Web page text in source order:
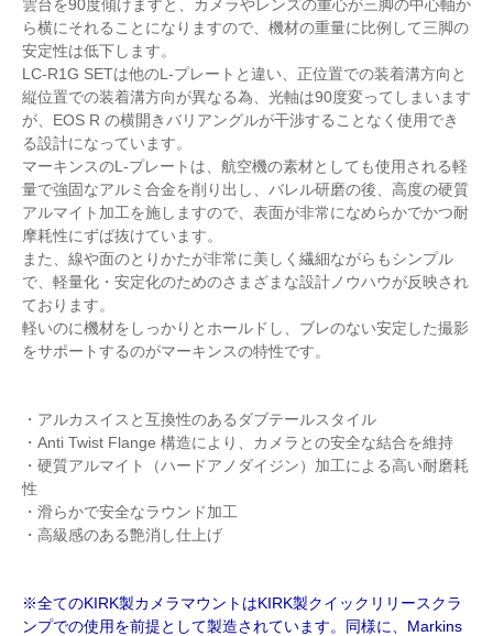
雲台を90度傾けますと、カメラやレンズの重心が三脚の中心軸か
ら横にそれることになりますので、機材の重量に比例して三脚の
安定性は低下します。
LC-R1G SETは他のL-プレートと違い、正位置での装着溝方向と
縦位置での装着溝方向が異なる為、光軸は90度変ってしまいます
が、EOS R の横開きバリアングルが干渉することなく使用でき
る設計になっています。
マーキンスのL-プレートは、航空機の素材としても使用される軽
量で強固なアルミ合金を削り出し、バレル研磨の後、高度の硬質
アルマイト加工を施しますので、表面が非常になめらかでかつ耐
摩耗性にずば抜けています。
また、線や面のとりかたが非常に美しく繊細ながらもシンプル
で、軽量化・安定化のためのさまざまな設計ノウハウが反映され
ております。
軽いのに機材をしっかりとホールドし、ブレのない安定した撮影
をサポートするのがマーキンスの特性です。
・アルカスイスと互換性のあるダブテールスタイル
・Anti Twist Flange 構造により、カメラとの安全な結合を維持
・硬質アルマイト（ハードアノダイジン）加工による高い耐磨耗
性
・滑らかで安全なラウンド加工
・高級感のある艶消し仕上げ
※全てのKIRK製カメラマウントはKIRK製クイックリリースクラ
ンプでの使用を前提として製造されています。同様に、Markins